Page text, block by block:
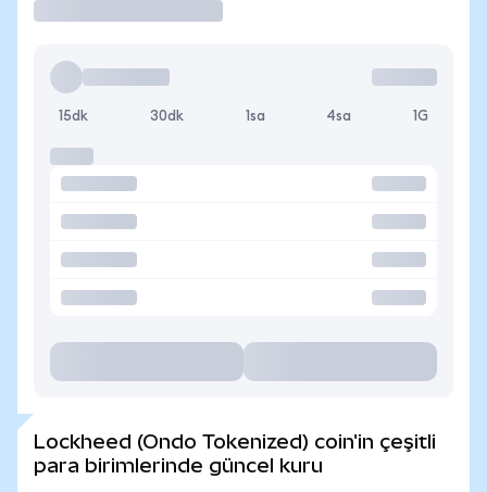
15dk 30dk 1sa 4sa 1G
Lockheed (Ondo Tokenized) coin'in çeşitli
para birimlerinde güncel kuru